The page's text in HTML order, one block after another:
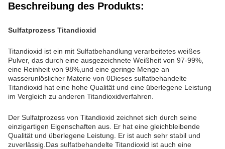
Beschreibung des Produkts:
Sulfatprozess Titandioxid
Titandioxid ist ein mit Sulfatbehandlung verarbeitetes weißes
Pulver, das durch eine ausgezeichnete Weißheit von 97-99%,
eine Reinheit von 98%,und eine geringe Menge an
wasserunlöslicher Materie von 0Dieses sulfatbehandelte
Titandioxid hat eine hohe Qualität und eine überlegene Leistung
im Vergleich zu anderen Titandioxidverfahren.
Der Sulfatprozess von Titandioxid zeichnet sich durch seine
einzigartigen Eigenschaften aus. Er hat eine gleichbleibende
Qualität und überlegene Leistung. Er ist auch sehr stabil und
zuverlässig.Das sulfatbehandelte Titandioxid ist auch eine